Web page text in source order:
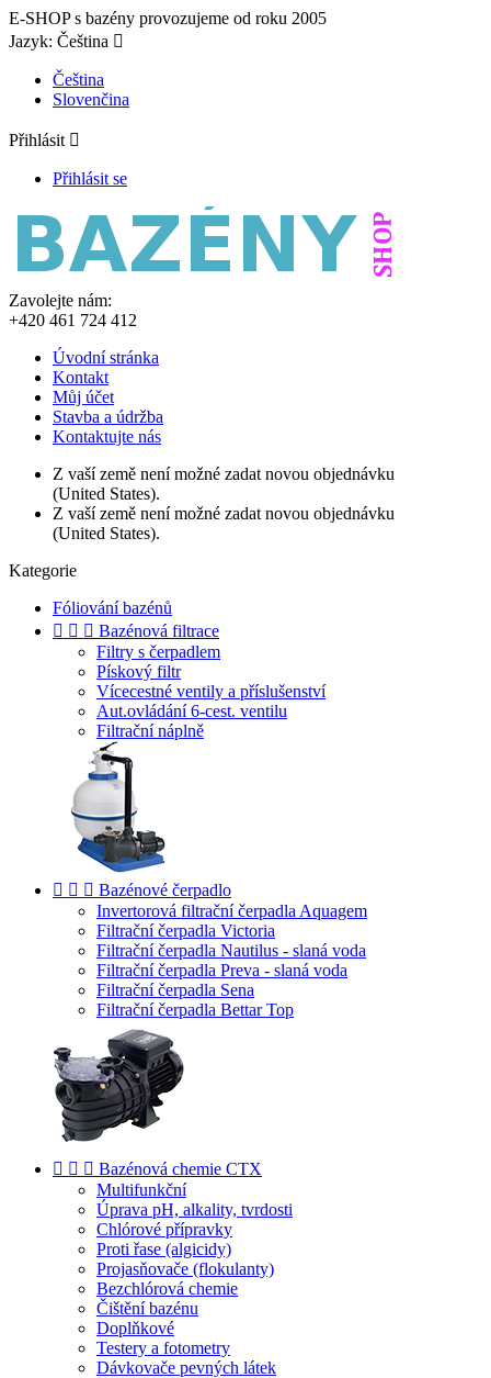
E-SHOP s bazény provozujeme od roku 2005
Jazyk: Čeština 
Čeština
Slovenčina
Přihlásit 
Přihlásit se
Zavolejte nám:
+420 461 724 412
Úvodní stránka
Kontakt
Můj účet
Stavba a údržba
Kontaktujte nás
Z vaší země není možné zadat novou objednávku
(United States).
Z vaší země není možné zadat novou objednávku
(United States).
Kategorie
Fóliování bazénů
   Bazénová filtrace
Filtry s čerpadlem
Pískový filtr
Vícecestné ventily a příslušenství
Aut.ovládání 6-cest. ventilu
Filtrační náplně
   Bazénové čerpadlo
Invertorová filtrační čerpadla Aquagem
Filtrační čerpadla Victoria
Filtrační čerpadla Nautilus - slaná voda
Filtrační čerpadla Preva - slaná voda
Filtrační čerpadla Sena
Filtrační čerpadla Bettar Top
   Bazénová chemie CTX
Multifunkční
Úprava pH, alkality, tvrdosti
Chlórové přípravky
Proti řase (algicidy)
Projasňovače (flokulanty)
Bezchlórová chemie
Čištění bazénu
Doplňkové
Testery a fotometry
Dávkovače pevných látek